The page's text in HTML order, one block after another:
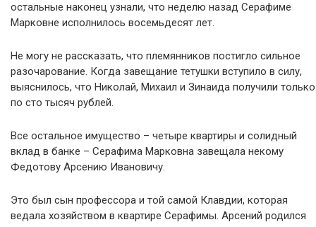
остальные наконец узнали, что неделю назад Серафиме
Марковне исполнилось восемьдесят лет.
Не могу не рассказать, что племянников постигло сильное
разочарование. Когда завещание тетушки вступило в силу,
выяснилось, что Николай, Михаил и Зинаида получили только
по сто тысяч рублей.
Все остальное имущество – четыре квартиры и солидный
вклад в банке – Серафима Марковна завещала некому
Федотову Арсению Ивановичу.
Это был сын профессора и той самой Клавдии, которая
ведала хозяйством в квартире Серафимы. Арсений родился